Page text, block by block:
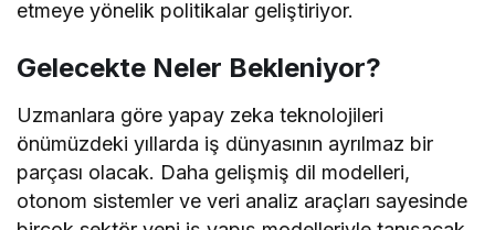
etmeye yönelik politikalar geliştiriyor.
Gelecekte Neler Bekleniyor?
Uzmanlara göre yapay zeka teknolojileri
önümüzdeki yıllarda iş dünyasının ayrılmaz bir
parçası olacak. Daha gelişmiş dil modelleri,
otonom sistemler ve veri analiz araçları sayesinde